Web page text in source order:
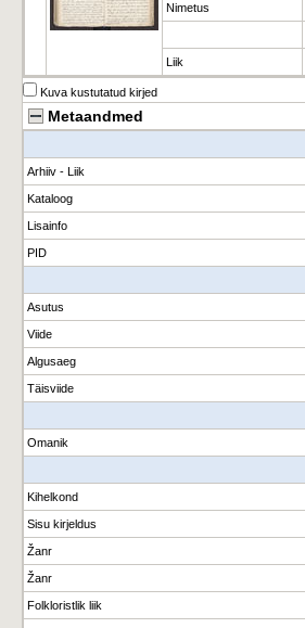
Nimetus
Liik
Kuva kustutatud kirjed
Metaandmed
Arhiiv - Liik
Kataloog
Lisainfo
PID
Asutus
Viide
Algusaeg
Täisviide
Omanik
Kihelkond
Sisu kirjeldus
Žanr
Žanr
Folkloristlik liik